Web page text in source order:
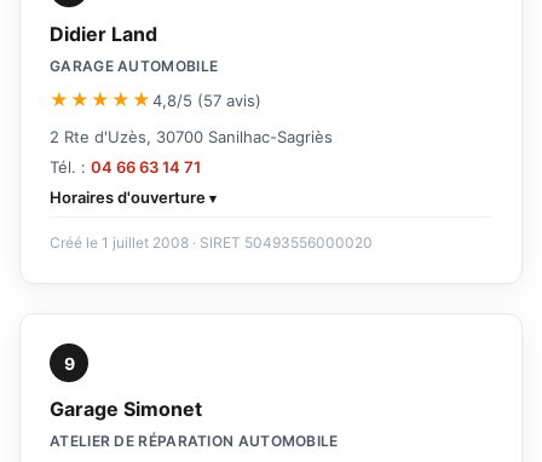
Didier Land
GARAGE AUTOMOBILE
★★★★★4,8/5 (57 avis)
2 Rte d'Uzès, 30700 Sanilhac-Sagriès
Tél. : 04 66 63 14 71
Horaires d'ouverture
Créé le 1 juillet 2008 · SIRET 50493556000020
9
Garage Simonet
ATELIER DE RÉPARATION AUTOMOBILE